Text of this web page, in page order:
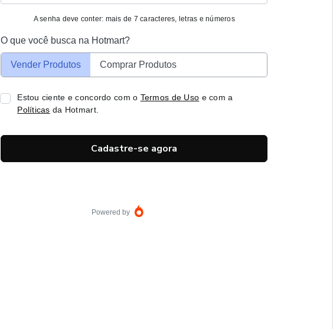
A senha deve conter: mais de 7 caracteres, letras e números
O que você busca na Hotmart?
Vender Produtos Comprar Produtos
Estou ciente e concordo com o Termos de Uso e com a
Políticas da Hotmart.
Cadastre-se agora
Powered by